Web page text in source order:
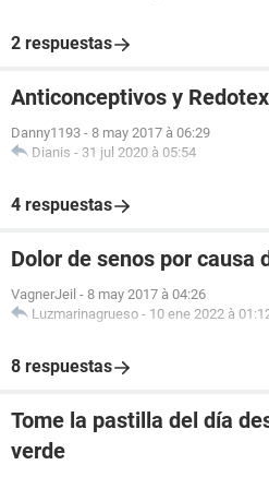
2 respuestas
Anticonceptivos y Redotex
Danny1193 - 8 may 2017 à 06:29
Dianis - 31 jul 2020 à 05:54
4 respuestas
Dolor de senos por causa
VagnerJeil - 8 may 2017 à 04:26
Luzmarinagrueso - 10 ene 2022 à
8 respuestas
Tome la pastilla del día
verde